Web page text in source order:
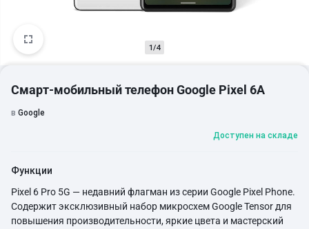
1/4
Смарт-мобильный телефон Google Pixel 6A
в Google
Доступен на складе
Функции
Pixel 6 Pro 5G — недавний флагман из серии Google Pixel Phone.
Содержит эксклюзивный набор микросхем Google Tensor для
повышения производительности, яркие цвета и мастерский